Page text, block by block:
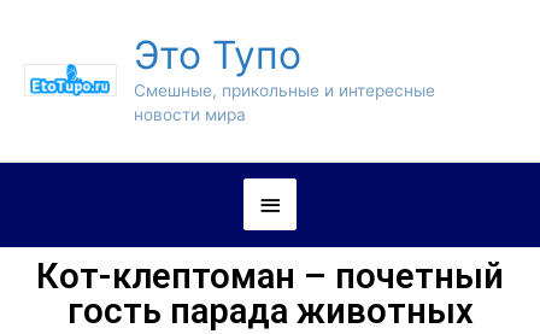
Это Тупо
Смешные, прикольные и интересные
новости мира
Кот-клептоман – почетный
гость парада животных